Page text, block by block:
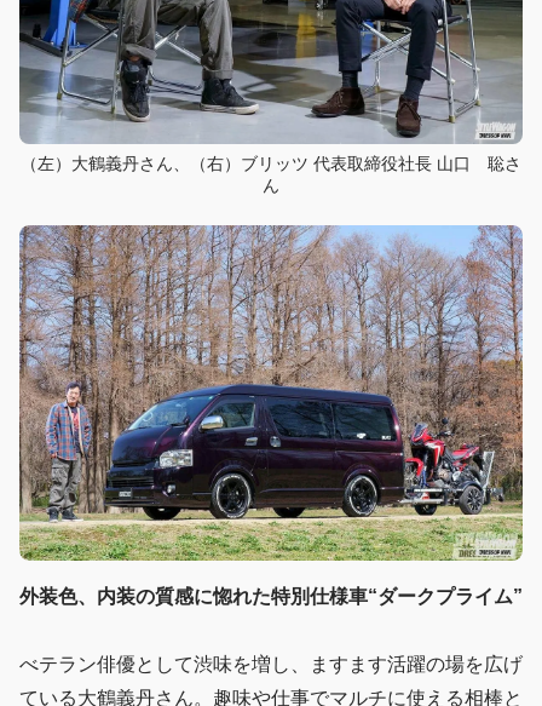
（左）大鶴義丹さん、（右）ブリッツ 代表取締役社長 山口 聡さ
ん
外装色、内装の質感に惚れた特別仕様車“ダークプライム”
べテラン俳優として渋味を増し、ますます活躍の場を広げ
ている大鶴義丹さん。趣味や仕事でマルチに使える相棒と